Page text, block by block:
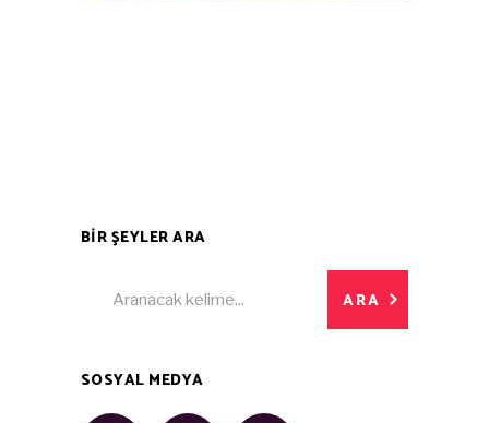
BİR ŞEYLER ARA
ARA
SOSYAL MEDYA